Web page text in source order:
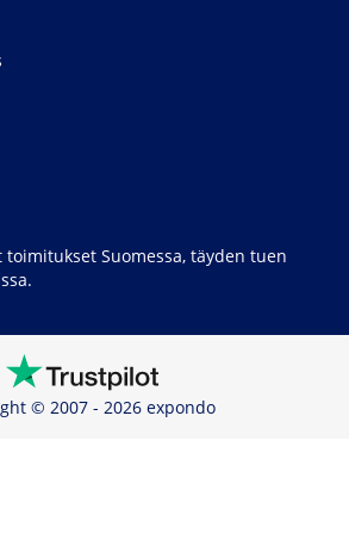
Suomessa, täyden tuen
© 2007 - 2026 expondo